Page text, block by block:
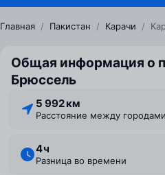
Главная / Пакистан / Карачи /
Общая информация о
Брюссель
5 992 км
Расстояние между городами
4 ⁠ч
Разница во времени